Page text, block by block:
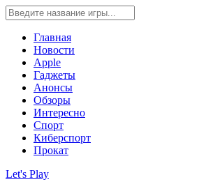
Главная
Новости
Apple
Гаджеты
Анонсы
Обзоры
Интересно
Спорт
Киберспорт
Прокат
Let's Play